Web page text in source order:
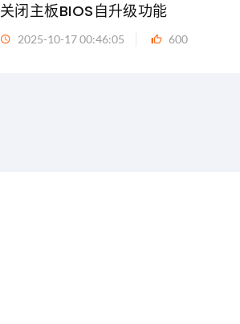
关闭主板BIOS自升级功能
2025-10-17 00:46:05 600